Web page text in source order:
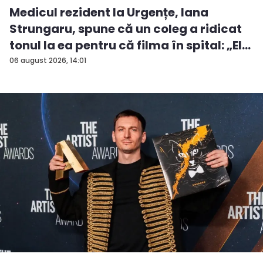
06 august 2026, 14:01
Medicul rezident la Urgențe, Iana
Strungaru, spune că un coleg a ridicat
tonul la ea pentru că filma în spital: „El
a...